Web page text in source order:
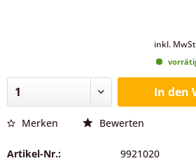
inkl.
In den
Merken Bewerten
Artikel-Nr.:
9921020